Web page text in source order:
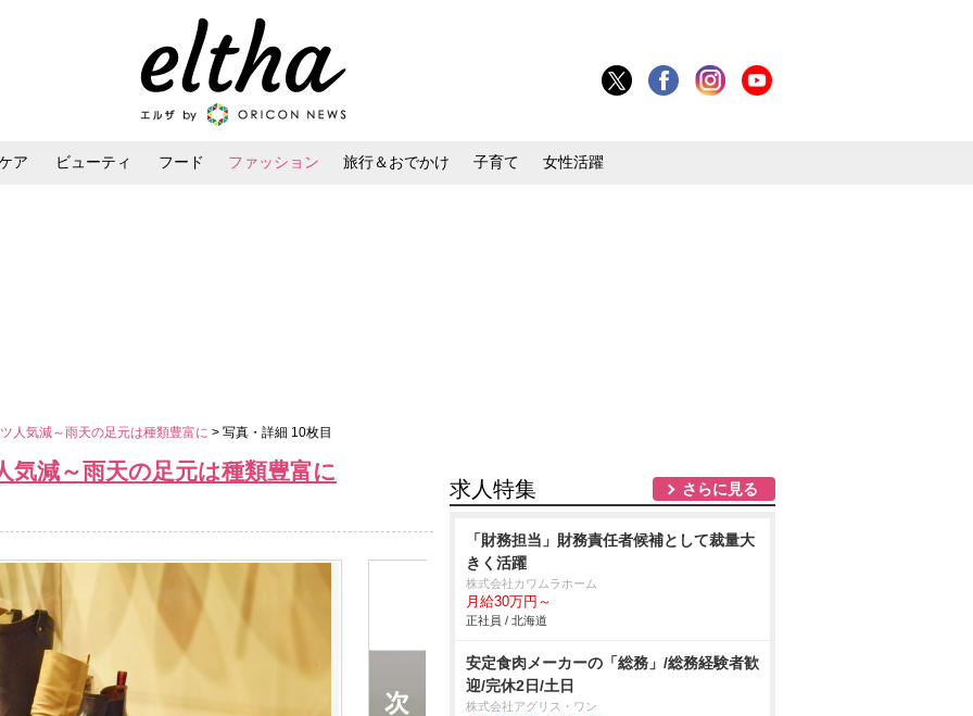
ア ビューティ フード ファッション 旅行＆おでかけ 子育て 女性活躍
人気減～雨天の足元は種類豊富に > 写真・詳細 10枚目
減～雨天の足元は種類豊富に
求人特集 さらに見る
「財務担当」財務責任者候補として裁量大
きく活躍
株式会社カワムラホーム
月給30万円～
正社員 / 北海道
安定食肉メーカーの「総務」/総務経験者歓
迎/完休2日/土日
株式会社アグリス・ワン